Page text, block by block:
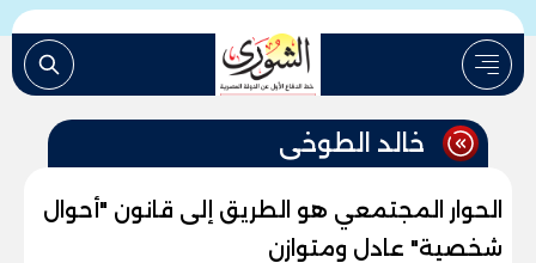
خالد الطوخى
الحوار المجتمعي هو الطريق إلى قانون "أحوال
شخصية" عادل ومتوازن